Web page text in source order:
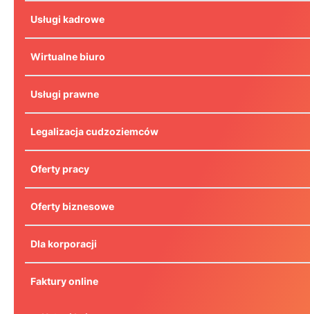
Usługi kadrowe
Wirtualne biuro
Usługi prawne
Legalizacja cudzoziemców
Oferty pracy
Oferty biznesowe
Dla korporacji
Faktury online